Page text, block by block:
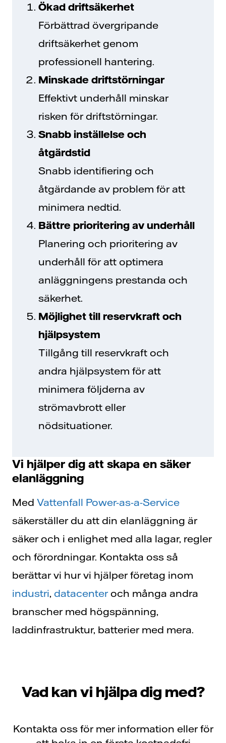
Ökad driftsäkerhet
Förbättrad övergripande
driftsäkerhet genom
professionell hantering.
Minskade driftstörningar
Effektivt underhåll minskar
risken för driftstörningar.
Snabb inställelse och
åtgärdstid
Snabb identifiering och
åtgärdande av problem för att
minimera nedtid.
Bättre prioritering av underhåll
Planering och prioritering av
underhåll för att optimera
anläggningens prestanda och
säkerhet.
Möjlighet till reservkraft och
hjälpsystem
Tillgång till reservkraft och
andra hjälpsystem för att
minimera följderna av
strömavbrott eller
nödsituationer.
Vi hjälper dig att skapa en säker
elanläggning
Med Vattenfall Power-as-a-Service
säkerställer du att din elanläggning är
säker och i enlighet med alla lagar, regler
och förordningar. Kontakta oss så
berättar vi hur vi hjälper företag inom
industri, datacenteroch många andra
branscher med högspänning,
laddinfrastruktur, batterier med mera.
Vad kan vi hjälpa dig med?
Kontakta oss för mer information eller för